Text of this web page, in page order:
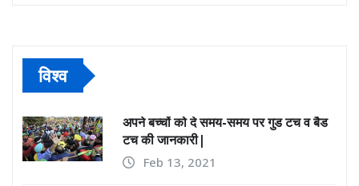
विश्व
अपने बच्चों को दे समय-समय पर गुड टच व बैड
टच की जानकारी|
Feb 13, 2021